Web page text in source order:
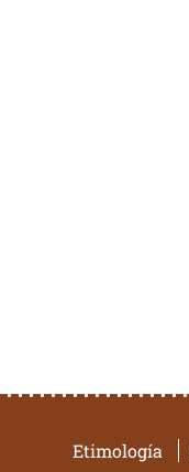
Etimología